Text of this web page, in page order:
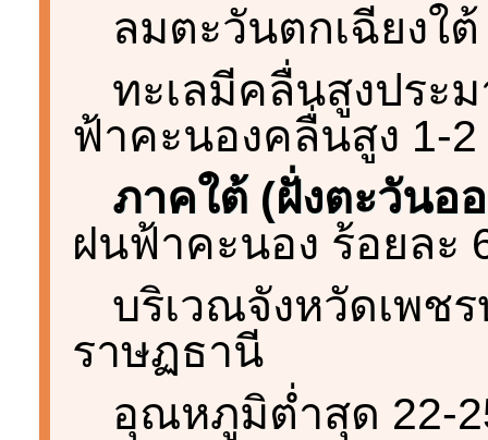
ลมตะวันตกเฉียงใ
ทะเลมีคลื่นสูงประ
ฟ้าคะนองคลื่นสูง 1-2
ภาคใต้ (ฝั่งตะวันอ
ฝนฟ้าคะนอง ร้อยละ
บริเวณจังหวัดเพช
ราษฏธานี
อุณหภูมิต่ำสุด 22-